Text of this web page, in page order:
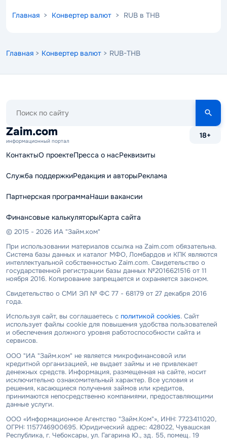
Главная > Конвертер валют > RUB в THB
Главная > Конвертер валют > RUB-THB
сайту
Zaim.com
информационный портал
18+
КонтактыО проектеПресса о насРеквизиты
Служба поддержкиРедакция и авторыРеклама
Партнерская программаНаши вакансии
Финансовые калькуляторыКарта сайта
© 2015 - 2026 ИА "Займ.ком"
При использовании материалов ссылка на Zaim.com обязательна.
Система базы данных и каталог МФО, Ломбардов и КПК являются
интеллектуальной собственностью Zaim.com. Свидетельство о
государственной регистрации базы данных №2016621516 от 11
ноября 2016. Копирование запрещается и охраняется законом.
Свидетельство о СМИ ЭЛ № ФС 77 - 68179 от 27 декабря 2016
года.
Используя сайт, вы соглашаетесь с политикой cookies. Сайт
использует файлы cookie для повышения удобства пользователей
и обеспечения должного уровня работоспособности сайта и
сервисов.
ООО "ИА "Займ.ком" не является микрофинансовой или
кредитной организацией, не выдает займы и не привлекает
денежных средств. Информация, размещенная на сайте, носит
исключительно ознакомительный характер. Все условия и
решения, касающиеся получения займов или кредитов,
принимаются непосредственно компаниями, предоставляющими
данные услуги.
ООО «Информационное Агентство "Займ.Ком"», ИНН: 7723411020,
ОГРН: 1157746900695. Юридический адрес: 428022, Чувашская
Республика, г. Чебоксары, ул. Гагарина Ю., зд. 55, помещ. 19